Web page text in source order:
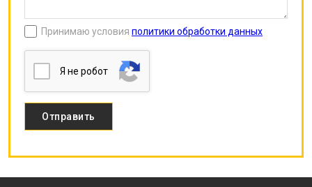
Принимаю условия политики обработки данных
Я нe poбoт